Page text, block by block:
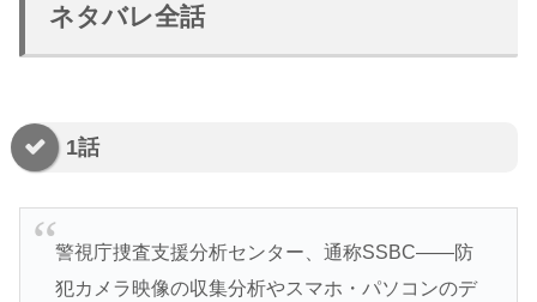
ネタバレ全話
1話
警視庁捜査支援分析センター、通称SSBC――防
犯カメラ映像の収集分析やスマホ・パソコンのデ